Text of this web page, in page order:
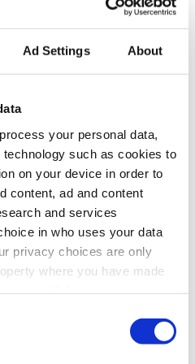
Ad Settings About
process your personal data,
such as cookies to
on your device in order to
content, ad and content
and services
in who uses your data
privacy choices are only
where you have made
men även konstnärer och
inbjudna. Här är hela listan.
out West
Way out West återinför
är Messiah Hallberg, som
i SVT.
kräver
Field of Meaning.
tal.